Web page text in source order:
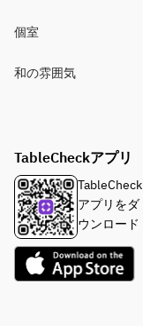
個室
和の雰囲気
TableCheckアプリ
TableCheck
アプリをダ
ウンロード